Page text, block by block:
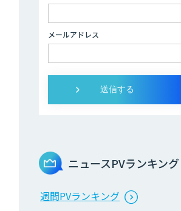
データ分析/AI開
グ
イ）
Cabinet
メールアドレス
ニュースPVランキング
週間PVランキング